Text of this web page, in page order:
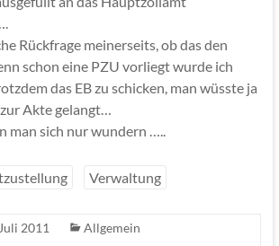
Rückfrage meinerseits, ob das den
schon eine PZU vorliegt wurde ich
das EB zu schicken, man wüsste ja
Akte gelangt…
man sich nur wundern …..
Verwaltung
2011
Allgemein